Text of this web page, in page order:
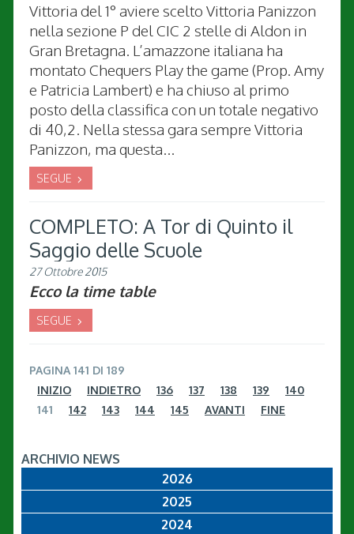
Vittoria del 1° aviere scelto Vittoria Panizzon
nella sezione P del CIC 2 stelle di Aldon in
Gran Bretagna. L’amazzone italiana ha
montato Chequers Play the game (Prop. Amy
e Patricia Lambert) e ha chiuso al primo
posto della classifica con un totale negativo
di 40,2. Nella stessa gara sempre Vittoria
Panizzon, ma questa...
SEGUE
COMPLETO: A Tor di Quinto il
Saggio delle Scuole
27 Ottobre 2015
Ecco la time table
SEGUE
PAGINA 141 DI 189
INIZIO
INDIETRO 136 137 138 139
140
141
142 143 144 145 AVANTI FINE
ARCHIVIO NEWS
2026
2025
2024